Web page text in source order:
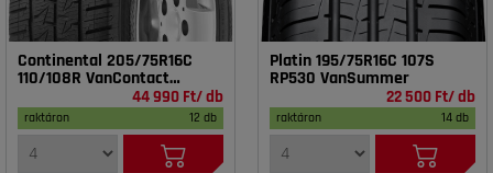
Continental 205/75R16C
110/108R VanContact
44 990 Ft/ db
raktáron 12 db
Platin 195/75R16C 107S
RP530 VanSummer
22 500 Ft/ db
raktáron 14 db